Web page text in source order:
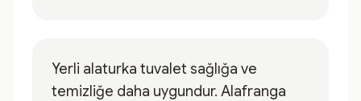
Yerli alaturka tuvalet sağlığa ve
temizliğe daha uygundur. Alafranga